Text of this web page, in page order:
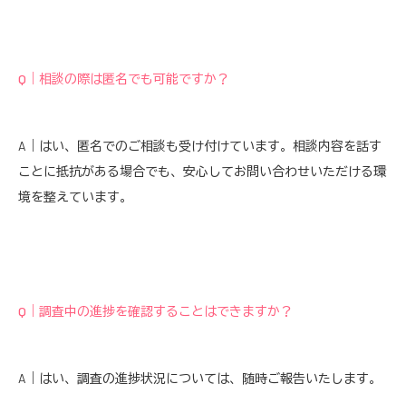
Q｜相談の際は匿名でも可能ですか？
A｜はい、匿名でのご相談も受け付けています。相談内容を話す
ことに抵抗がある場合でも、安心してお問い合わせいただける環
境を整えています。
Q｜調査中の進捗を確認することはできますか？
A｜はい、調査の進捗状況については、随時ご報告いたします。